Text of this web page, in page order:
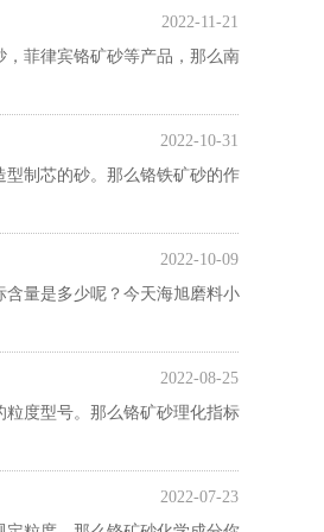
2022-11-21
菲律宾铬矿砂等产品，那么南
2022-10-31
制芯的砂。那么铬铁矿砂的作
2022-10-09
量是多少呢？今天海旭磨料小
2022-08-25
度型号。那么铬矿砂理化指标
2022-07-23